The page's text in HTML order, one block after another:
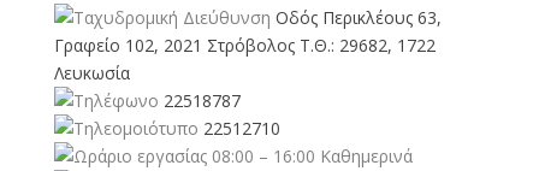
Οδός Περικλέους 63,
Γραφείο 102, 2021 Στρόβολος Τ.Θ.: 29682, 1722
Λευκωσία
22518787
22512710
08:00 – 16:00 Καθημερινά